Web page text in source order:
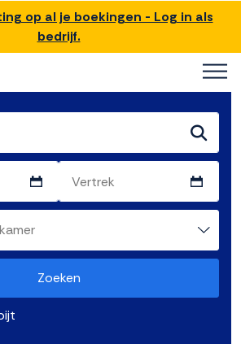
op al je boekingen - Log in als
bedrijf.
Zoeken